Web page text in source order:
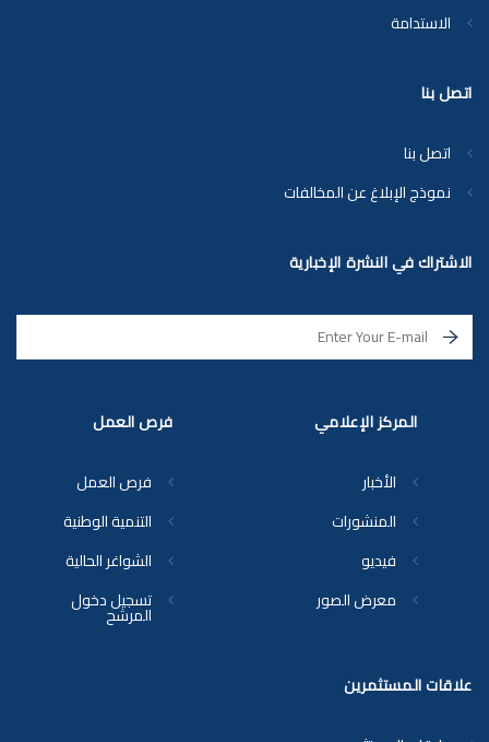
اتصل بنا
اتصل بنا
نموذج الإبلاغ عن المخالفات
الاشتراك في النشرة الإخبارية
فرص العمل
فرص العمل
التنمية الوطنية
الشواغر الحالية
تسجيل دخول
المرشح
المركز الإعلامي
الأخبار
المنشورات
فيديو
معرض الصور
علاقات المستثمرين
الاستدامة